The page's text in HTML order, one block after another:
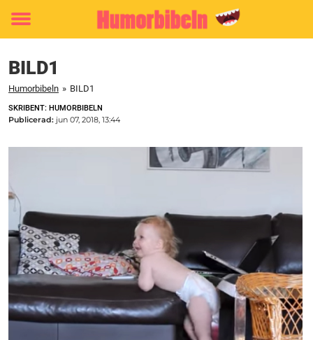
Toggle
BILD1
Humorbibeln » BILD1
SKRIBENT: HUMORBIBELN
Publicerad: jun 07, 2018, 13:44